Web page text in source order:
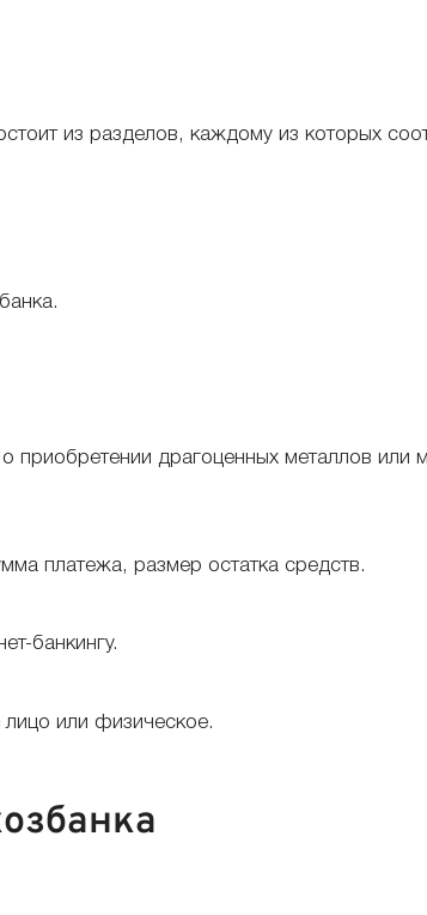
из разделов, каждому из которых
драгоценных металлов или
платежа, размер остатка средств.
банкингу.
лицо или физическое.